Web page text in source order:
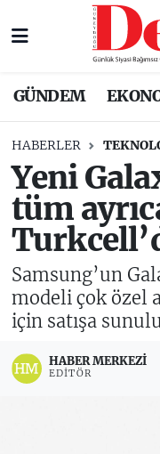
GÜNDEM
HABERLER
Yeni
tüm
Samsung’un
modeli çok özel
için satışa
HABER MERKEZI
EDITÖR
Nöbetçi
Trafik Durumu
Süper Lig
Tüm
Son Dakika